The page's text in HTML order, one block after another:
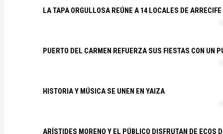
LA TAPA ORGULLOSA REÚNE A 14 LOCALES DE ARRECIFE
PUERTO DEL CARMEN REFUERZA SUS FIESTAS CON UN
HISTORIA Y MÚSICA SE UNEN EN YAIZA
ARÍSTIDES MORENO Y EL PÚBLICO DISFRUTAN DE ECOS